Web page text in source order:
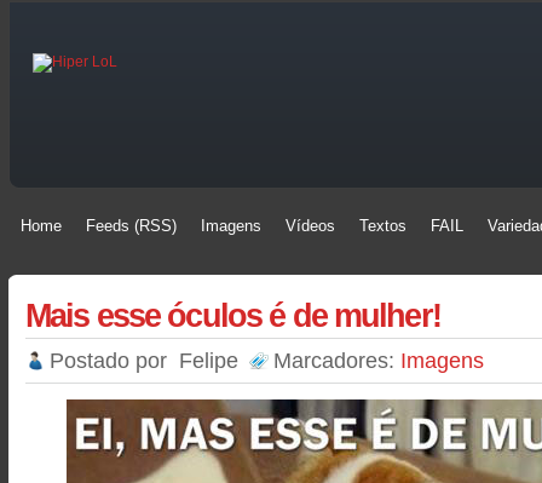
Home
Home
Feeds (RSS)
Feeds (RSS)
Imagens
Imagens
Vídeos
Vídeos
Textos
Textos
FAIL
FAIL
Mais esse óculos é de mulher!
Postado por Felipe Marcadores: Imagens